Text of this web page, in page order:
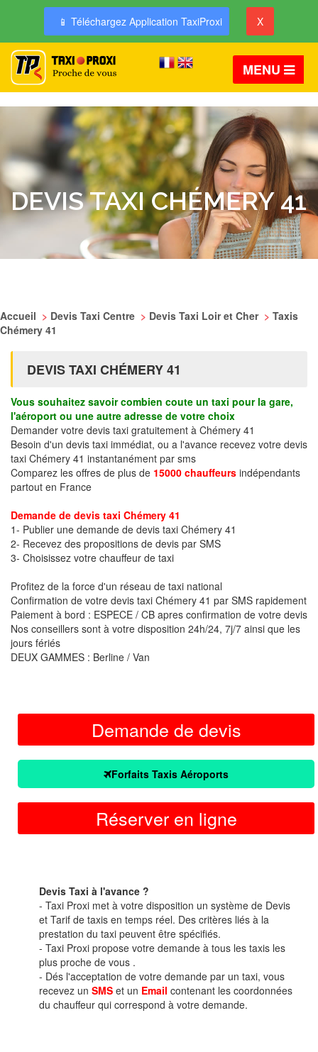
📱 Téléchargez Application TaxiProxi X
MENU
DEVIS TAXI CHÉMERY 41
Accueil > Devis Taxi Centre > Devis Taxi Loir et Cher > Taxis
Chémery 41
DEVIS TAXI CHÉMERY 41
Vous souhaitez savoir combien coute un taxi pour la gare,
l'aéroport ou une autre adresse de votre choix
Demander votre devis taxi gratuitement à Chémery 41
Besoin d'un devis taxi immédiat, ou a l'avance recevez votre devis
taxi Chémery 41 instantanément par sms
Comparez les offres de plus de 15000 chauffeurs indépendants
partout en France
Demande de devis taxi Chémery 41
1- Publier une demande de devis taxi Chémery 41
2- Recevez des propositions de devis par SMS
3- Choisissez votre chauffeur de taxi
Profitez de la force d'un réseau de taxi national
Confirmation de votre devis taxi Chémery 41 par SMS rapidement
Paiement à bord : ESPECE / CB apres confirmation de votre devis
Nos conseillers sont à votre disposition 24h/24, 7j/7 ainsi que les
jours fériés
DEUX GAMMES : Berline / Van
Demande de devis
Forfaits Taxis Aéroports
Réserver en ligne
Devis Taxi à l'avance ?
- Taxi Proxi met à votre disposition un système de Devis
et Tarif de taxis en temps réel. Des critères liés à la
prestation du taxi peuvent être spécifiés.
- Taxi Proxi propose votre demande à tous les taxis les
plus proche de vous .
- Dés l'acceptation de votre demande par un taxi, vous
recevez un SMS et un Email contenant les coordonnées
du chauffeur qui correspond à votre demande.